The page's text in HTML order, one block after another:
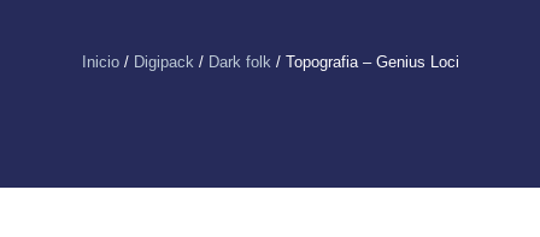
Inicio/ Digipack/ Dark folk/ Topografia – Genius Loci